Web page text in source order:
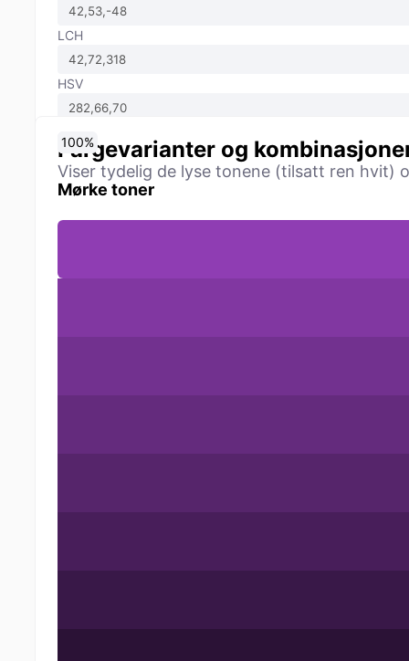
LCH
HSV
Fargevarianter og
Viser tydelig de lyse tonene (tilsatt ren hvit)
Mørke toner
0%
10%
20%
30%
40%
50%
60%
70%
80%
90%
100%